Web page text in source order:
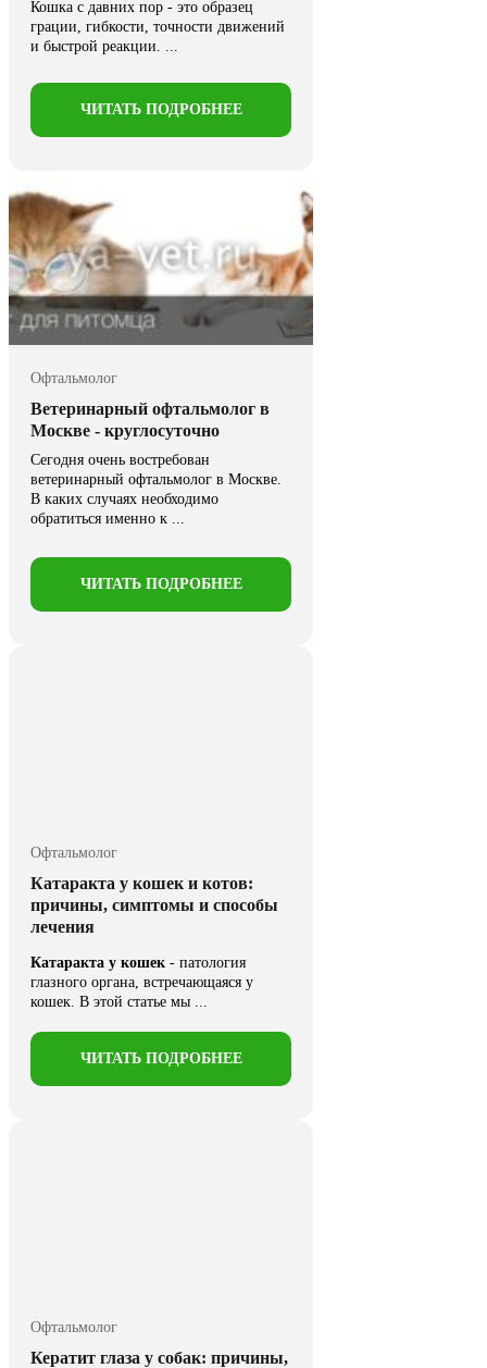
Кошка с давних пор - это образец
грации, гибкости, точности движений
и быстрой реакции. ...
ЧИТАТЬ ПОДРОБНЕЕ
Офтальмолог
Ветеринарный офтальмолог в
Москве - круглосуточно
Сегодня очень востребован
ветеринарный офтальмолог в Москве.
В каких случаях необходимо
обратиться именно к ...
ЧИТАТЬ ПОДРОБНЕЕ
Офтальмолог
Катаракта у кошек и котов:
причины, симптомы и способы
лечения
Катаракта у кошек - патология
глазного органа, встречающаяся у
кошек. В этой статье мы ...
ЧИТАТЬ ПОДРОБНЕЕ
Офтальмолог
Кератит глаза у собак: причины,